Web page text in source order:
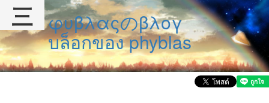
φυβλαςのβλογ
บล็อกของ phyblas
三